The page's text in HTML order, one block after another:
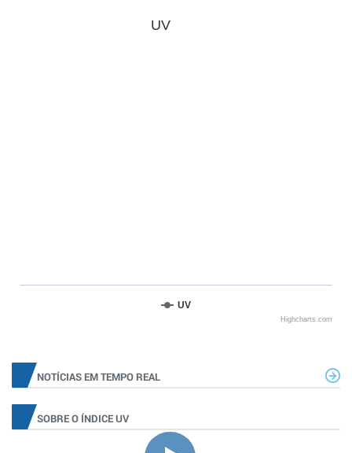
UV
UV
Highcharts.com
NOTÍCIAS EM TEMPO REAL
SOBRE O ÍNDICE UV